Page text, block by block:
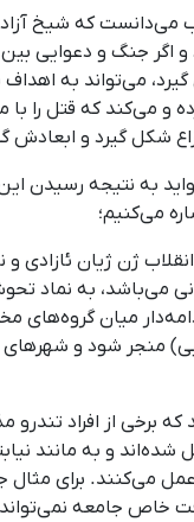
که شیخ آزاد
اگر جنگ و دعوایی
می‌تواند به
و می‌کند که قتل را
شکل گیرد و ابعادش
به‌ نتیجه رسیدن
می‌کنیم؛
انقلاب ژن ژیان ئازادی و
می‌باشد، به نماد
میان گروه‌های
منجر شود و شهرهای
برخی از افراد تندرو
شده‌اند و به‌ مانند
می‌کنند. برای مثال
خاص جامعه